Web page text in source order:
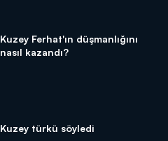
Kuzey Ferhat'ın düşmanlığını
nasıl kazandı?
Kuzey türkü söyledi